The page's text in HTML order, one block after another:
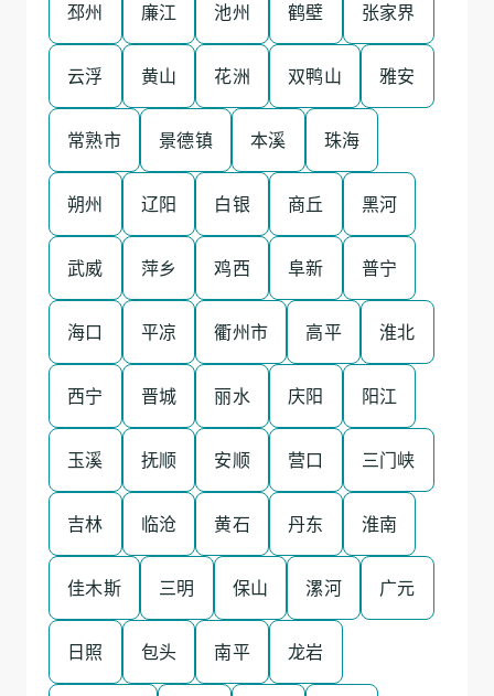
邳州 廉江 池州 鹤壁 张家界
云浮 黄山 花洲 双鸭山 雅安
常熟市 景德镇 本溪 珠海
朔州 辽阳 白银 商丘 黑河
武威 萍乡 鸡西 阜新 普宁
海口 平凉 衢州市 高平 淮北
西宁 晋城 丽水 庆阳 阳江
玉溪 抚顺 安顺 营口 三门峡
吉林 临沧 黄石 丹东 淮南
佳木斯 三明 保山 漯河 广元
日照 包头 南平 龙岩